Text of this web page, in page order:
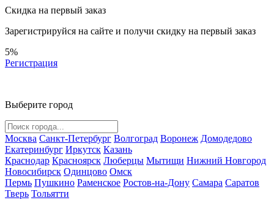
Скидка на первый заказ
Зарегистрируйся на сайте и получи скидку на первый заказ
5%
Регистрация
Выберите город
Москва Санкт-Петербург Волгоград Воронеж Домодедово
Екатеринбург Иркутск Казань
Краснодар Красноярск Люберцы Мытищи Нижний Новгород
Новосибирск Одинцово Омск
Пермь Пушкино Раменское Ростов-на-Дону Самара Саратов
Тверь Тольятти